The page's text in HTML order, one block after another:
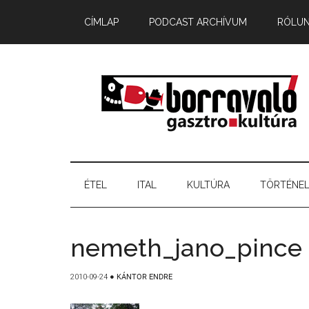
CÍMLAP PODCAST ARCHÍVUM
ÉTEL ITAL KULTÚRA
nemeth_jano_pince
2010-09-24 ● KÁNTOR ENDRE